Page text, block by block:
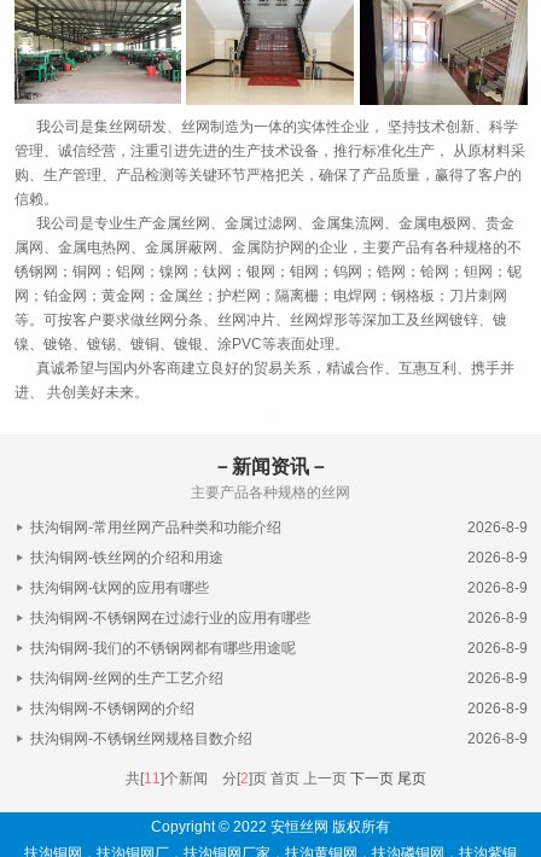
我公司是集丝网研发、丝网制造为一体的实体性企业， 坚持技术创新、科学
管理、诚信经营，注重引进先进的生产技术设备，推行标准化生产， 从原材料采
购、生产管理、产品检测等关键环节严格把关，确保了产品质量，赢得了客户的
信赖。
我公司是专业生产金属丝网、金属过滤网、金属集流网、金属电极网、贵金
属网、金属电热网、金属屏蔽网、金属防护网的企业，主要产品有各种规格的不
锈钢网；铜网；铝网；镍网；钛网；银网；钼网；钨网；锆网；铪网；钽网；铌
网；铂金网；黄金网；金属丝；护栏网；隔离栅；电焊网；钢格板；刀片刺网
等。可按客户要求做丝网分条、丝网冲片、丝网焊形等深加工及丝网镀锌、镀
镍、镀铬、镀锡、镀铜、镀银、涂PVC等表面处理。
真诚希望与国内外客商建立良好的贸易关系，精诚合作、互惠互利、携手并
进、 共创美好未来。
－新闻资讯－
主要产品各种规格的丝网
扶沟铜网-常用丝网产品种类和功能介绍
2026-8-9
扶沟铜网-铁丝网的介绍和用途
2026-8-9
扶沟铜网-钛网的应用有哪些
2026-8-9
扶沟铜网-不锈钢网在过滤行业的应用有哪些
2026-8-9
扶沟铜网-我们的不锈钢网都有哪些用途呢
2026-8-9
扶沟铜网-丝网的生产工艺介绍
2026-8-9
扶沟铜网-不锈钢网的介绍
2026-8-9
扶沟铜网-不锈钢丝网规格目数介绍
2026-8-9
共[11]个新闻 分[2]页 首页 上一页 下一页 尾页
Copyright © 2022 安恒丝网 版权所有
扶沟铜网 ， 扶沟铜网厂 ， 扶沟铜网厂家 ， 扶沟黄铜网 ， 扶沟磷铜网 ， 扶沟紫铜